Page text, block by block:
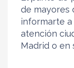
de mayores
informarte
atención
Madrid o en